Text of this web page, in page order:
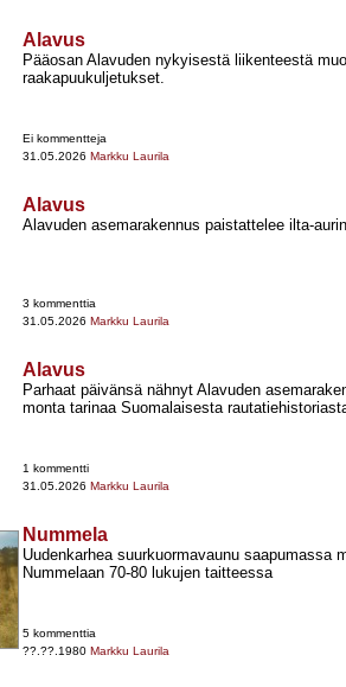
Alavus
Pääosan Alavuden nykyisestä liikenteestä
raakapuukuljetukset.
Ei kommentteja
31.05.2026 Markku Laurila
Alavus
Alavuden asemarakennus paistattelee ilta-​
3 kommenttia
31.05.2026 Markku Laurila
Alavus
Parhaat päivänsä nähnyt Alavuden
monta tarinaa Suomalaisesta
1 kommentti
31.05.2026 Markku Laurila
Nummela
Uudenkarhea suurkuormavaunu saapumassa
Nummelaan 70-​80 lukujen taitteessa
5 kommenttia
??.??.1980 Markku Laurila